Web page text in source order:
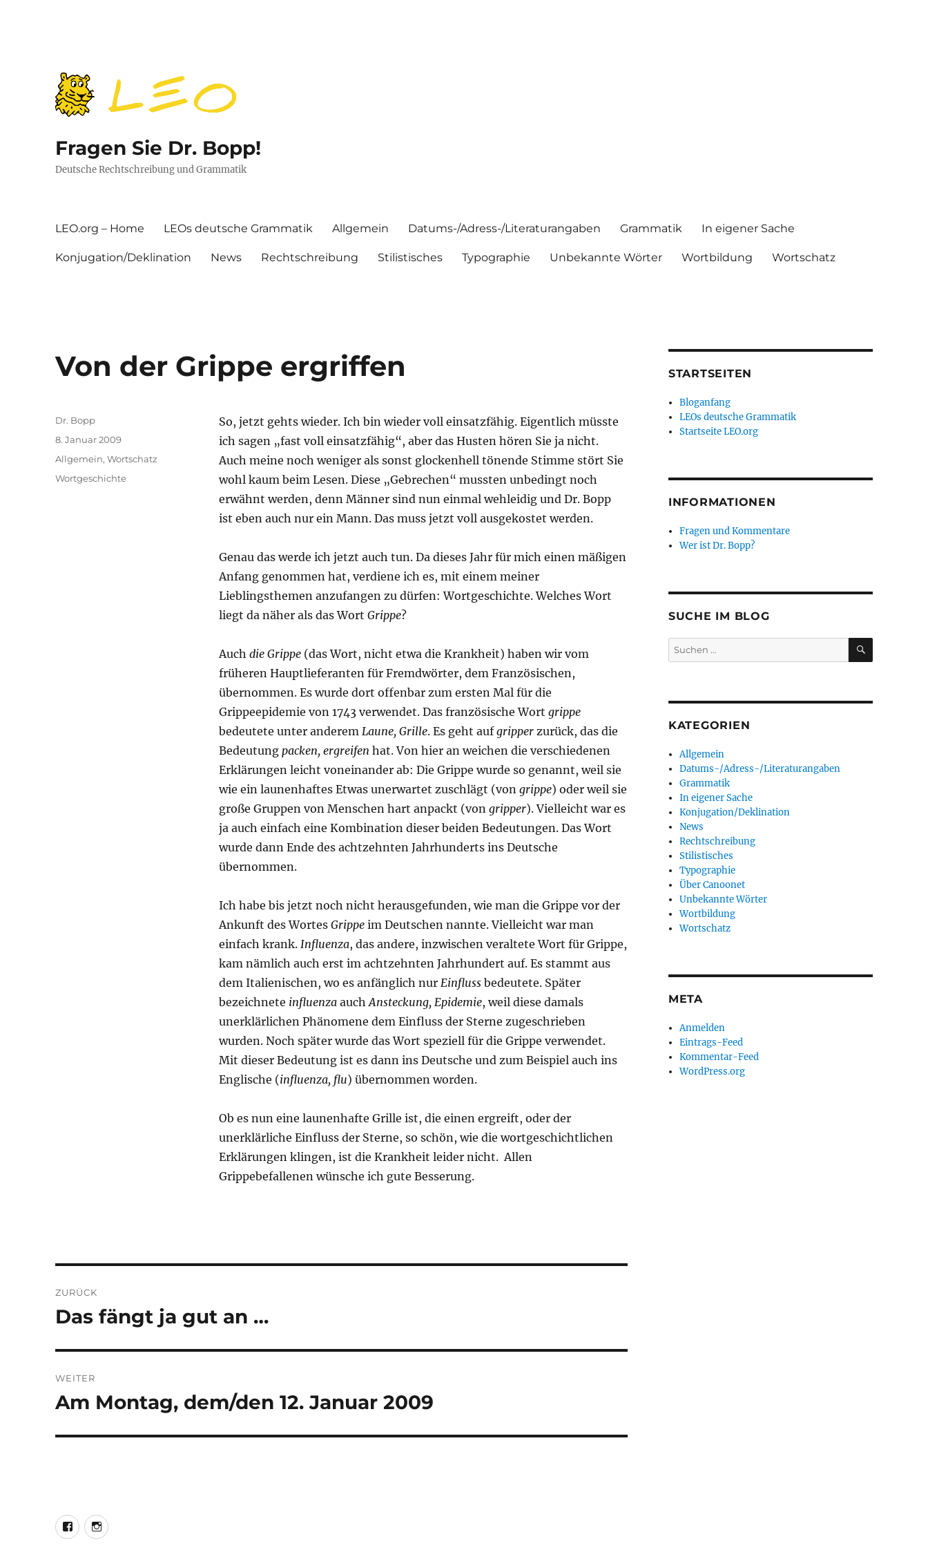
Fragen Sie Dr. Bopp!
Deutsche Rechtschreibung und Grammatik
LEO.org – Home LEOs deutsche Grammatik Allgemein Datums-/Adress-/Literaturangaben Grammatik In eigener Sache
Konjugation/Deklination News Rechtschreibung Stilistisches Typographie Unbekannte Wörter Wortbildung Wortschatz
Von der Grippe ergriffen
So, jetzt gehts wieder. Ich bin wieder voll einsatzfähig. Eigentlich müsste
ich sagen „fast voll einsatzfähig“, aber das Husten hören Sie ja nicht.
Auch meine noch weniger als sonst glockenhell tönende Stimme stört Sie
wohl kaum beim Lesen. Diese „Gebrechen“ mussten unbedingt noch
erwähnt werden, denn Männer sind nun einmal wehleidig und Dr. Bopp
ist eben auch nur ein Mann. Das muss jetzt voll ausgekostet werden.
Genau das werde ich jetzt auch tun. Da dieses Jahr für mich einen mäßigen
Anfang genommen hat, verdiene ich es, mit einem meiner
Lieblingsthemen anzufangen zu dürfen: Wortgeschichte. Welches Wort
liegt da näher als das Wort Grippe?
Auch die Grippe(das Wort, nicht etwa die Krankheit) haben wir vom
früheren Hauptlieferanten für Fremdwörter, dem Französischen,
übernommen. Es wurde dort offenbar zum ersten Mal für die
Grippeepidemie von 1743 verwendet. Das französische Wort grippe
bedeutete unter anderemLaune, Grille. Es geht aufgripperzurück, das die
Bedeutung packen, ergreifen hat. Von hier an weichen die verschiedenen
Erklärungen leicht voneinander ab: Die Grippe wurde so genannt, weil sie
wie ein launenhaftes Etwas unerwartet zuschlägt (von grippe) oder weil sie
große Gruppen von Menschen hart anpackt (von gripper). Vielleicht war es
ja auch einfach eine Kombination dieser beiden Bedeutungen. Das Wort
wurde dann Ende des achtzehnten Jahrhunderts ins Deutsche
übernommen.
Ich habe bis jetzt noch nicht herausgefunden, wie man die Grippe vor der
Ankunft des Wortes Grippeim Deutschen nannte. Vielleicht war man
einfach krank. Influenza, das andere, inzwischen veraltete Wort für Grippe,
kam nämlich auch erst im achtzehnten Jahrhundert auf. Es stammt aus
dem Italienischen, wo es anfänglich nur Einflussbedeutete. Später
bezeichnete influenzaauchAnsteckung, Epidemie, weil diese damals
unerklärlichen Phänomene dem Einfluss der Sterne zugeschrieben
wurden. Noch später wurde das Wort speziell für die Grippe verwendet.
Mit dieser Bedeutung ist es dann ins Deutsche und zum Beispiel auch ins
Englische (influenza, flu) übernommen worden.
Ob es nun eine launenhafte Grille ist, die einen ergreift, oder der
unerklärliche Einfluss der Sterne, so schön, wie die wortgeschichtlichen
Erklärungen klingen, ist die Krankheit leider nicht. Allen
Grippebefallenen wünsche ich gute Besserung.
Autor
Dr. Bopp
Veröffentlicht
am
8. Januar 2009
Kategorien
Allgemein,Wortschatz
Schlagwörter
Wortgeschichte
ZURÜCK
Vorheriger
Das fängt ja gut an …
WEITER
Nächster
Am Montag, dem/den 12. Januar 2009
STARTSEITEN
Bloganfang
LEOs deutsche Grammatik
Startseite LEO.org
INFORMATIONEN
Fragen und Kommentare
Wer ist Dr. Bopp?
SUCHE IM BLOG
Suchen
nach:
SUCHEN
KATEGORIEN
Allgemein
Datums-/Adress-/Literaturangaben
Grammatik
In eigener Sache
Konjugation/Deklination
News
Rechtschreibung
Stilistisches
Typographie
Über Canoonet
Unbekannte Wörter
Wortbildung
Wortschatz
META
Anmelden
Eintrags-Feed
Kommentar-Feed
WordPress.org
LEO@Facebook
LEO@Instagram